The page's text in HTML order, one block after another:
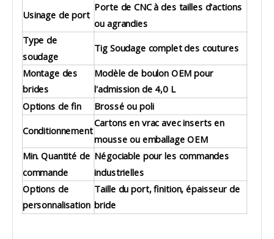
Usinage de port
Porte de CNC à des tailles d'actions
ou agrandies
Type de
soudage
Tig Soudage complet des coutures
Montage des
brides
Modèle de boulon OEM pour
l'admission de 4,0 L
Options de fin
Brossé ou poli
Conditionnement
Cartons en vrac avec inserts en
mousse ou emballage OEM
Min. Quantité de
commande
Négociable pour les commandes
industrielles
Options de
personnalisation
Taille du port, finition, épaisseur de
bride